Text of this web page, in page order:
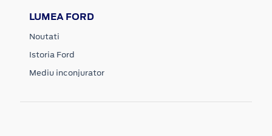
LUMEA FORD
Noutati
Istoria Ford
Mediu inconjurator